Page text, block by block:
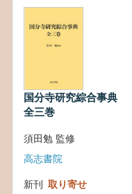
国分寺研究綜合事典
全三巻
須田勉 監修
高志書院
新刊 取り寄せ